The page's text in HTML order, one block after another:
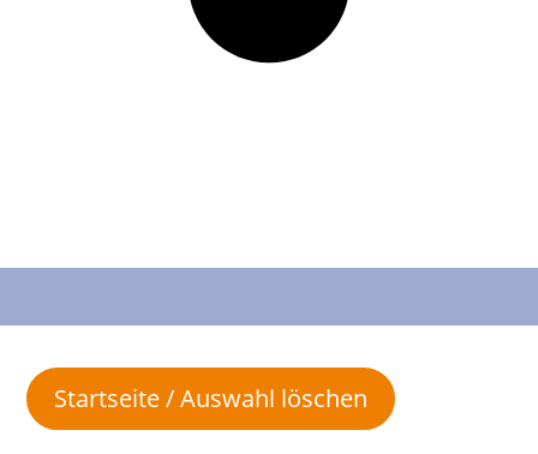
Startseite / Auswahl löschen